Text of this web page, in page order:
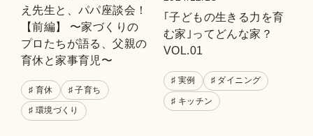
え先生と、パパ座談会！
【前編】 〜家づくりの
プロたちが語る、父親の
育休と家事育児〜
♯ 育休 ♯ 子育ち
♯ 環境づくり
｢子どもの生きる力を育
む家｣ってどんな家？
VOL.01
♯ 実例 ♯ ダイニング
♯ キッチン